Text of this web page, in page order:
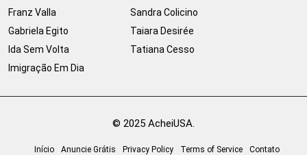
Franz Valla
Gabriela Egito
Ida Sem Volta
Imigração Em Dia
Sandra Colicino
Taiara Desirée
Tatiana Cesso
© 2025 AcheiUSA.
Início Anuncie Grátis Privacy Policy Terms of Service Contato